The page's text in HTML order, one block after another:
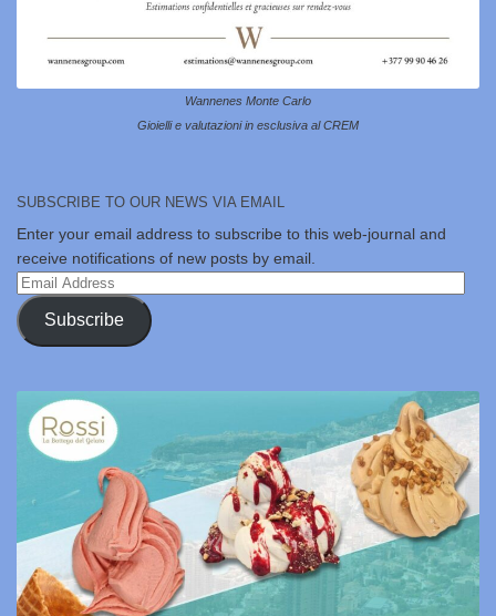
Wannenes Monte Carlo
Gioielli e valutazioni in esclusiva al CREM
SUBSCRIBE TO OUR NEWS VIA EMAIL
Enter your email address to subscribe to this web-journal and
receive notifications of new posts by email.
Email
Address
Subscribe